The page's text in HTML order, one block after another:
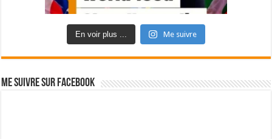
En voir plus ... Me suivre
Me suivre sur Facebook